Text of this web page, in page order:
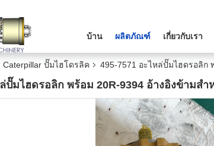
บ้าน ผลิตภัณฑ์ เกี่ยวกับเรา
Caterpillar ปั๊มไฮโดรลิค 495-7571 อะไหล่ปั๊มไฮดรอลิก
ปั๊มไฮดรอลิก พร้อม 20R-9394 อ้างอิงข้ามสํา